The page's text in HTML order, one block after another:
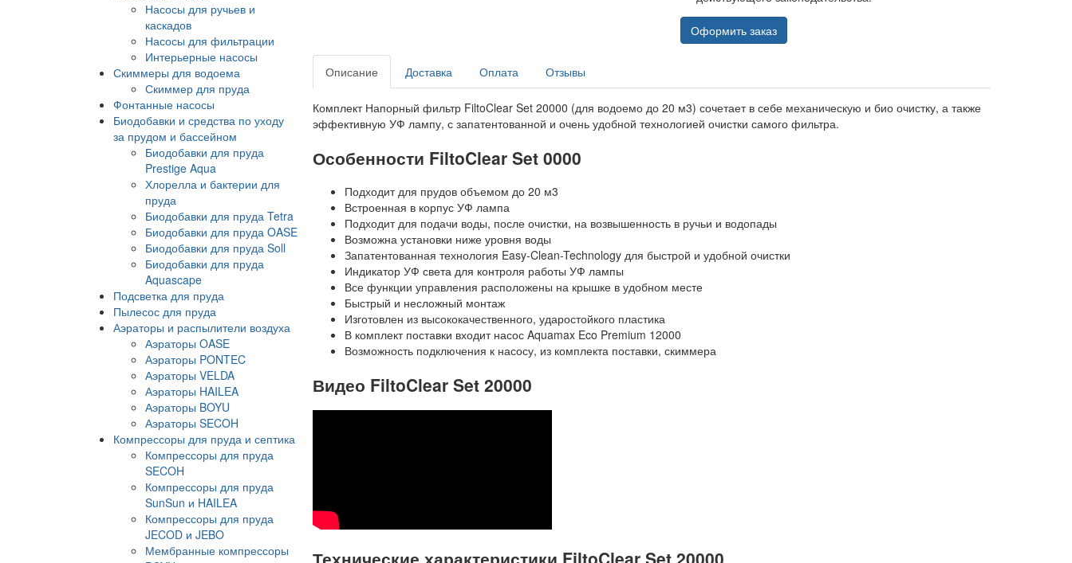
Насосы для ручьев и
каскадов
Насосы для фильтрации
Интерьерные насосы
Скиммеры для водоема
Скиммер для пруда
Фонтанные насосы
Биодобавки и средства по уходу
за прудом и бассейном
Биодобавки для пруда
Prestige Aqua
Хлорелла и бактерии для
пруда
Биодобавки для пруда Tetra
Биодобавки для пруда OASE
Биодобавки для пруда Soll
Биодобавки для пруда
Aquascape
Подсветка для пруда
Пылесос для пруда
Аэраторы и распылители воздуха
Аэраторы OASE
Аэраторы PONTEC
Аэраторы VELDA
Аэраторы HAILEA
Аэраторы BOYU
Аэраторы SECOH
Компрессоры для пруда и септика
Компрессоры для пруда
SECOH
Компрессоры для пруда
SunSun и HAILEA
Компрессоры для пруда
JECOD и JEBO
Мембранные компрессоры
Оформить заказ
Описание Доставка Оплата Отзывы
Комплект Напорный фильтр FiltoClear Set 20000 (для водоемо до 20 м3) сочетает в себе механическую и био очистку, а также
эффективную УФ лампу, с запатентованной и очень удобной технологией очистки самого фильтра.
Особенности FiltoClear Set 0000
Подходит для прудов объемом до 20 м3
Встроенная в корпус УФ лампа
Подходит для подачи воды, после очистки, на возвышенность в ручьи и водопады
Возможна установки ниже уровня воды
Запатентованная технология Easy-Clean-Technology для быстрой и удобной очистки
Индикатор УФ света для контроля работы УФ лампы
Все функции управления расположены на крышке в удобном месте
Быстрый и несложный монтаж
Изготовлен из высококачественного, ударостойкого пластика
В комплект поставки входит насос Aquamax Eco Premium 12000
Возможность подключения к насосу, из комплекта поставки, скиммера
Видео FiltoClear Set 20000